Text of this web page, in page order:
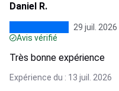
Daniel R.
29 juil. 2026
Avis vérifié
Très bonne expérience
Expérience du : 13 juil. 2026